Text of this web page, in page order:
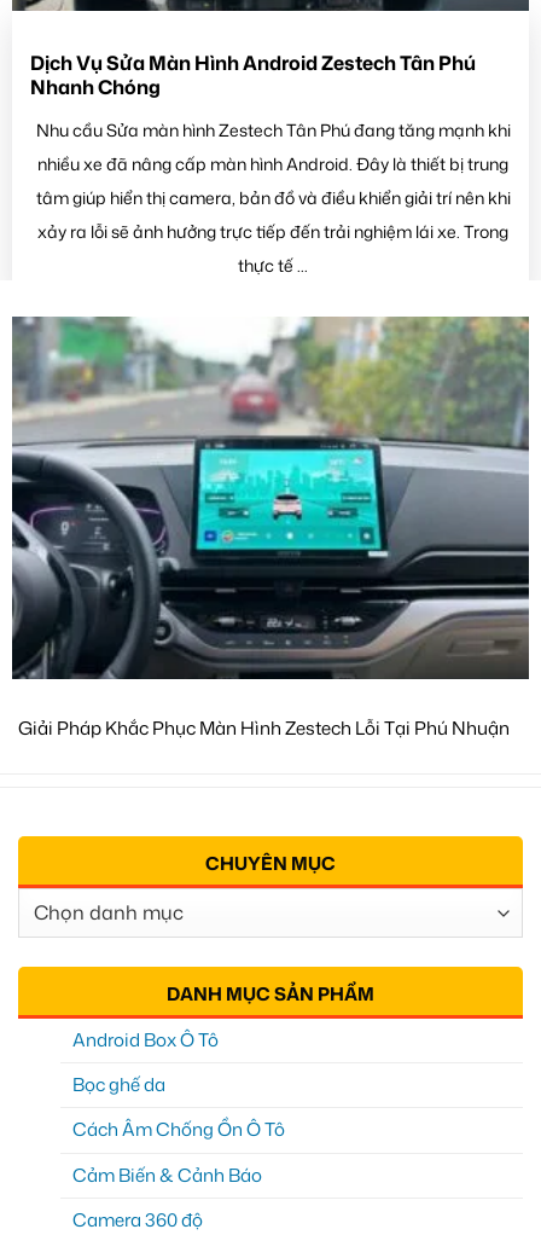
Dịch Vụ Sửa Màn Hình Android Zestech Tân Phú
Nhanh Chóng
Nhu cầu Sửa màn hình Zestech Tân Phú đang tăng mạnh khi
nhiều xe đã nâng cấp màn hình Android. Đây là thiết bị trung
tâm giúp hiển thị camera, bản đồ và điều khiển giải trí nên khi
xảy ra lỗi sẽ ảnh hưởng trực tiếp đến trải nghiệm lái xe. Trong
thực tế ...
Giải Pháp Khắc Phục Màn Hình Zestech Lỗi Tại Phú Nhuận
CHUYÊN MỤC
Chuyên
Mục
DANH MỤC SẢN PHẨM
Android Box Ô Tô
Bọc ghế da
Cách Âm Chống Ồn Ô Tô
Cảm Biến & Cảnh Báo
Camera 360 độ